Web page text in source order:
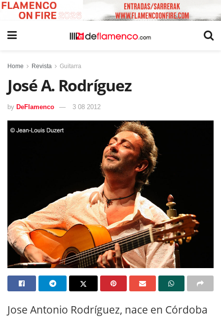
Home Revista Guitarra
José A. Rodríguez
by DeFlamenco 3 08 2012
Jose Antonio Rodríguez, nace en Córdoba